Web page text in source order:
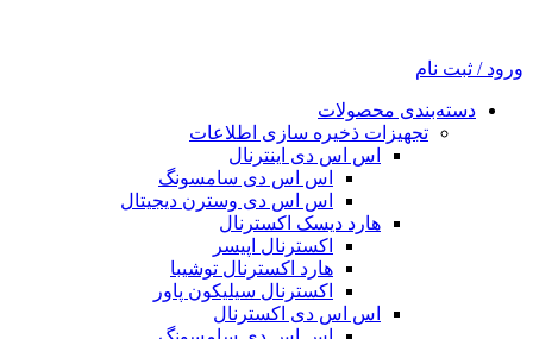
ورود / ثبت نام
دسته‌بندی محصولات
تجهیزات ذخیره سازی اطلاعات
اس اس دی اینترنال
اس اس دی سامسونگ
اس اس دی وسترن دیجیتال
هارد دیسک اکسترنال
اکسترنال اپیسر
هارد اکسترنال توشیبا
اکسترنال سیلیکون پاور
اس اس دی اکسترنال